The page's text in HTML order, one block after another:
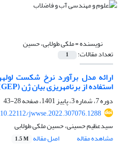
نویسنده =ملکی طولابی، حسین
تعداد مقالات: 1
استفاده از برنامه‎ریزی بیان ژن (GEP)
دوره 7، شماره 3، پاییز 1401، صفحه
28-43
10.22112/jwwse.2022.307076.1288
سیدعظیم حسینی، حسین ملکی طولابی
مشاهده مقاله
اصل مقاله 1.5 M